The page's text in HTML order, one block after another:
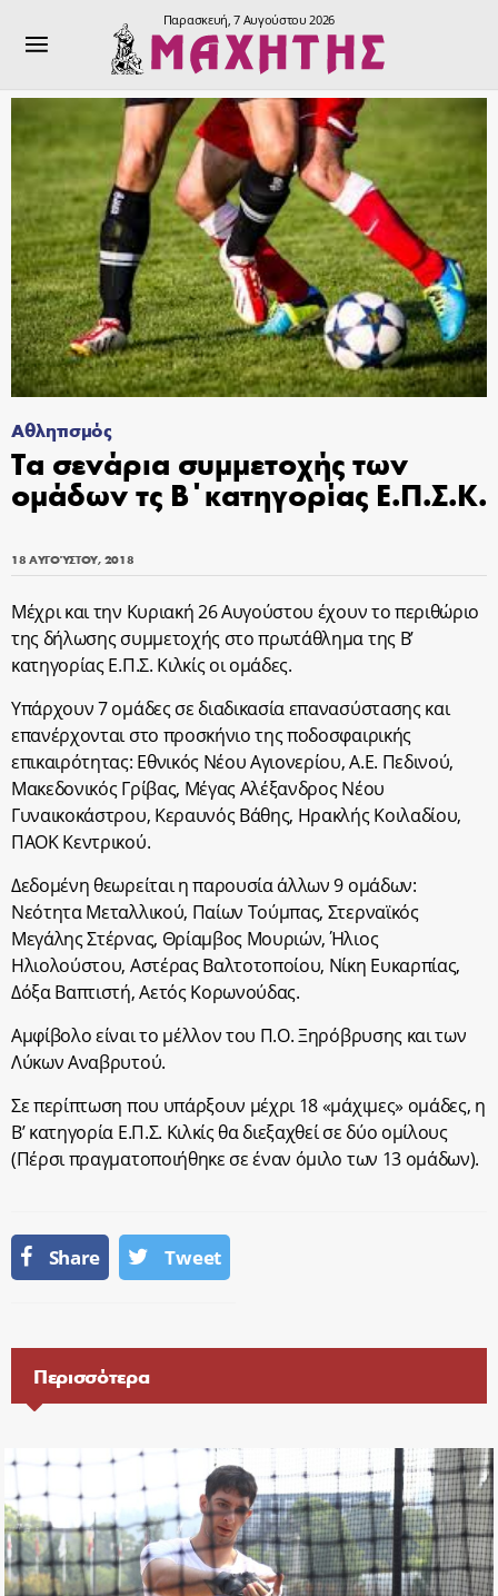
Παρασκευή, 7 Αυγούστου 2026
Αθλητισμός
Τα σενάρια συμμετοχής των
ομάδων τς Β΄κατηγορίας Ε.Π.Σ.Κ.
18 ΑΥΓΟΎΣΤΟΥ, 2018
Μέχρι και την Κυριακή 26 Αυγούστου έχουν το περιθώριο
της δήλωσης συμμετοχής στο πρωτάθλημα της Β’
κατηγορίας Ε.Π.Σ. Κιλκίς οι ομάδες.
Υπάρχουν 7 ομάδες σε διαδικασία επανασύστασης και
επανέρχονται στο προσκήνιο της ποδοσφαιρικής
επικαιρότητας: Εθνικός Νέου Αγιονερίου, Α.Ε. Πεδινού,
Μακεδονικός Γρίβας, Μέγας Αλέξανδρος Νέου
Γυναικοκάστρου, Κεραυνός Βάθης, Ηρακλής Κοιλαδίου,
ΠΑΟΚ Κεντρικού.
Δεδομένη θεωρείται η παρουσία άλλων 9 ομάδων:
Νεότητα Μεταλλικού, Παίων Τούμπας, Στερναϊκός
Μεγάλης Στέρνας, Θρίαμβος Μουριών, Ήλιος
Ηλιολούστου, Αστέρας Βαλτοτοποίου, Νίκη Ευκαρπίας,
Δόξα Βαπτιστή, Αετός Κορωνούδας.
Αμφίβολο είναι το μέλλον του Π.Ο. Ξηρόβρυσης και των
Λύκων Αναβρυτού.
Σε περίπτωση που υπάρξουν μέχρι 18 «μάχιμες» ομάδες, η
Β’ κατηγορία Ε.Π.Σ. Κιλκίς θα διεξαχθεί σε δύο ομίλους
(Πέρσι πραγματοποιήθηκε σε έναν όμιλο των 13 ομάδων).
Share Tweet
Περισσότερα